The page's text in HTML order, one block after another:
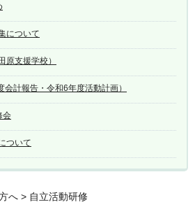
について
原支援学校）
会計報告・令和6年度活動計画）
会
ついて
へ > 自立活動研修